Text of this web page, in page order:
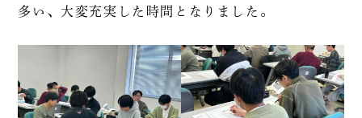
多い、大変充実した時間となりました。